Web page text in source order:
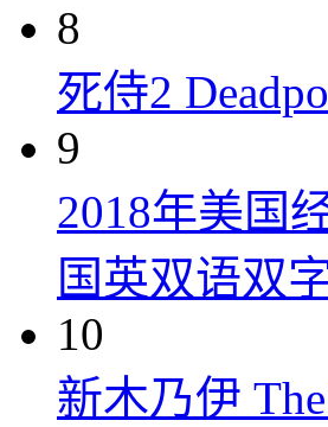
8
死侍2
9
2018年美国
国英双语双
10
新木乃伊